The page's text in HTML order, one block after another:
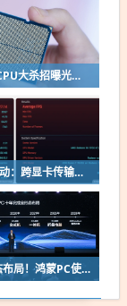
AMD Zen 6 CPU大杀招曝光：不再无脑全核拉满！
Linux一个改动：跨显卡传输性能涨超80%！
10年完成形态布局！鸿蒙PC使用时长已与华为传统架构Windows电脑持平